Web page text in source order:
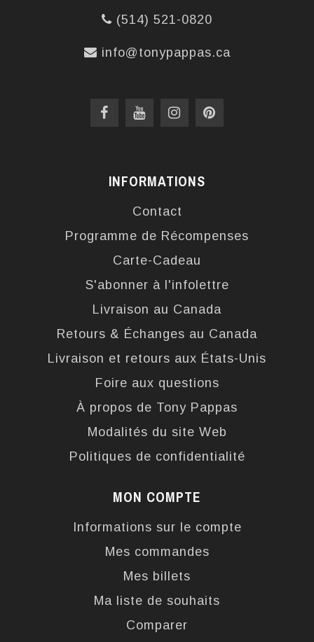
(514) 521-0820
info@tonypappas.ca
INFORMATIONS
Contact
Programme de Récompenses
Carte-Cadeau
S'abonner à l'infolettre
Livraison au Canada
Retours & Échanges au Canada
Livraison et retours aux États-Unis
Foire aux questions
À propos de Tony Pappas
Modalités du site Web
Politiques de confidentialité
MON COMPTE
Informations sur le compte
Mes commandes
Mes billets
Ma liste de souhaits
Comparer